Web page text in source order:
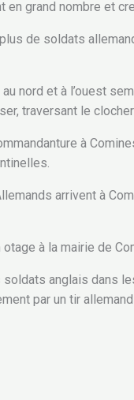
grand nombre et
de soldats
nord et à l’ouest
traversant le
à
arrivent à
à la mairie de
anglais dans
par un tir